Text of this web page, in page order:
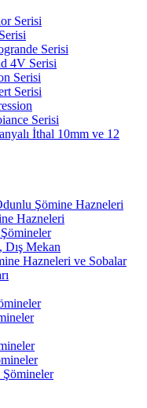
Serisi
Serisi
4V Serisi
Serisi
Serisi
Serisi
İthal 10mm ve 12
Şömine Hazneleri
Hazneleri
Dış Mekan
Hazneleri ve Sobalar
Şömineler